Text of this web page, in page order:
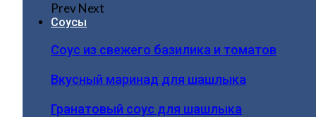
PrevNext
Соусы
Соус из свежего базилика и томатов
Вкусный маринад для шашлыка
Гранатовый соус для шашлыка